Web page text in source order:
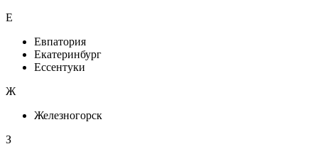
Е
Евпатория
Екатеринбург
Ессентуки
Ж
Железногорск
З